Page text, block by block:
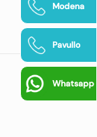
Modena
Pavullo
Whatsapp